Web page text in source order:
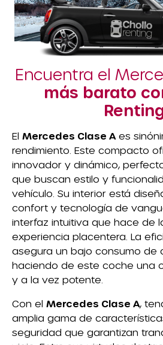
Encuentra el
más barato
El Mercedes Clase A es
rendimiento. Este compacto
innovador y dinámico,
que buscan estilo y
vehículo. Su interior está
confort y tecnología de
interfaz intuitiva que hace de
experiencia placentera. La
asegura un bajo consumo de
haciendo de este coche una
y a la vez potente.
Con el Mercedes Clase A,
amplia gama de
seguridad que garantizan